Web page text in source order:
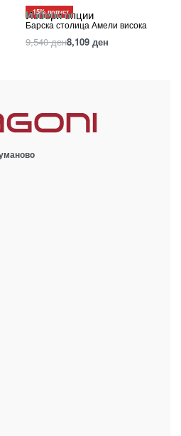
-15% попуст
Избери опции
Барска столица Амели висока
9,540ден8,109 ден